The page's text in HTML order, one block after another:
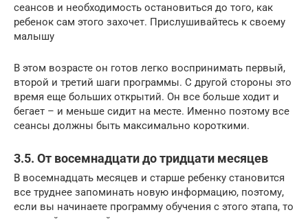
сеансов и необходимость остановиться до того, как
ребенок сам этого захочет. Прислушивайтесь к своему
малышу
В этом возрасте он готов легко воспринимать первый,
второй и третий шаги программы. С другой стороны это
время еще больших открытий. Он все больше ходит и
бегает – и меньше сидит на месте. Именно поэтому все
сеансы должны быть максимально короткими.
3.5. От восемнадцати до тридцати месяцев
В восемнадцать месяцев и старше ребенку становится
все труднее запоминать новую информацию, поэтому,
если вы начинаете программу обучения с этого этапа, то